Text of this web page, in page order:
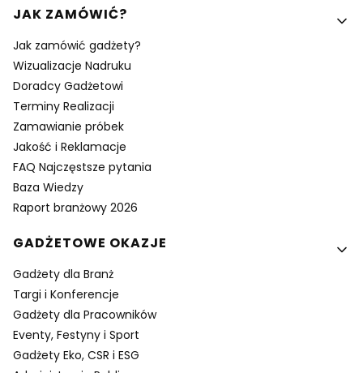
Linki w stopce
JAK ZAMÓWIĆ?
Jak zamówić gadżety?
Wizualizacje Nadruku
Doradcy Gadżetowi
Terminy Realizacji
Zamawianie próbek
Jakość i Reklamacje
FAQ Najczęstsze pytania
Baza Wiedzy
Raport branżowy 2026
GADŻETOWE OKAZJE
Gadżety dla Branż
Targi i Konferencje
Gadżety dla Pracowników
Eventy, Festyny i Sport
Gadżety Eko, CSR i ESG